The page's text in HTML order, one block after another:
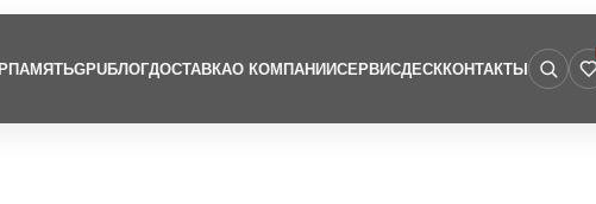
ПАМЯТЬGPUБЛОГДОСТАВКАО КОМПАНИИСЕРВИСДЕСККОНТАКТЫ